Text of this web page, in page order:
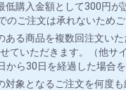
低購入金額として300円が
のご注文は承れないためご
ある商品を複数回注文い
ていただきます。（他サ
から30日を経過した場合を
対象となるご注文を何度